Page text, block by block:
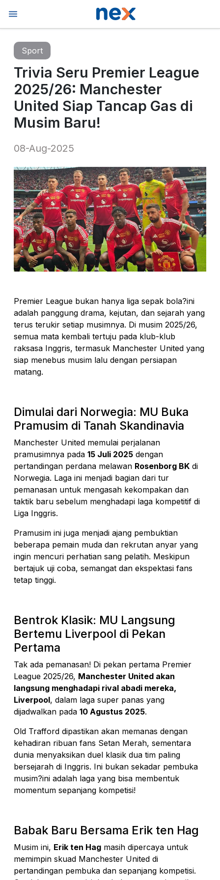
Sport
Trivia Seru Premier League
2025/26: Manchester
United Siap Tancap Gas di
Musim Baru!
08-Aug-2025
Premier League bukan hanya liga sepak bola?ini
adalah panggung drama, kejutan, dan sejarah yang
terus terukir setiap musimnya. Di musim 2025/26,
semua mata kembali tertuju pada klub-klub
raksasa Inggris, termasuk Manchester United yang
siap menebus musim lalu dengan persiapan
matang.
Dimulai dari Norwegia: MU Buka
Pramusim di Tanah Skandinavia
Manchester United memulai perjalanan
pramusimnya pada 15 Juli 2025 dengan
pertandingan perdana melawan Rosenborg BK di
Norwegia. Laga ini menjadi bagian dari tur
pemanasan untuk mengasah kekompakan dan
taktik baru sebelum menghadapi laga kompetitif di
Liga Inggris.
Pramusim ini juga menjadi ajang pembuktian
beberapa pemain muda dan rekrutan anyar yang
ingin mencuri perhatian sang pelatih. Meskipun
bertajuk uji coba, semangat dan ekspektasi fans
tetap tinggi.
Bentrok Klasik: MU Langsung
Bertemu Liverpool di Pekan
Pertama
Tak ada pemanasan! Di pekan pertama Premier
League 2025/26, Manchester United akan
langsung menghadapi rival abadi mereka,
Liverpool, dalam laga super panas yang
dijadwalkan pada 10 Agustus 2025.
Old Trafford dipastikan akan memanas dengan
kehadiran ribuan fans Setan Merah, sementara
dunia menyaksikan duel klasik dua tim paling
bersejarah di Inggris. Ini bukan sekadar pembuka
musim?ini adalah laga yang bisa membentuk
momentum sepanjang kompetisi!
Babak Baru Bersama Erik ten Hag
Musim ini, Erik ten Hag masih dipercaya untuk
memimpin skuad Manchester United di
pertandingan pembuka dan sepanjang kompetisi.